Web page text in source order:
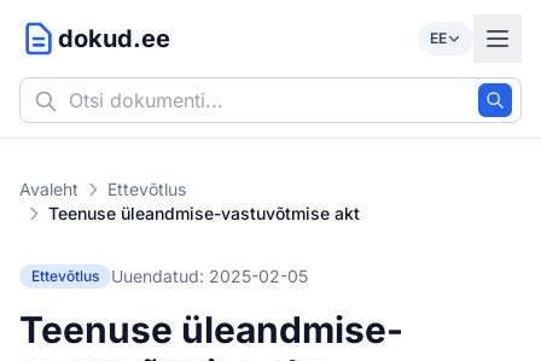
dokud.ee EE
Avaleht
Ettevõtlus
Teenuse üleandmise-vastuvõtmise akt
Ettevõtlus Uuendatud: 2025-02-05
Teenuse üleandmise-